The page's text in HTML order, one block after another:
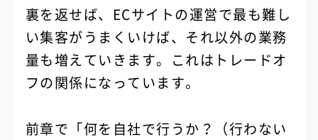
裏を返せば、ECサイトの運営で最も難し
い集客がうまくいけば、それ以外の業務
量も増えていきます。これはトレードオ
フの関係になっています。
前章で「何を自社で行うか？（行わない